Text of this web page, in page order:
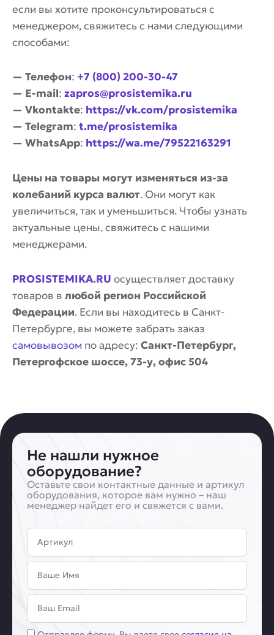
если вы хотите проконсультироваться с
менеджером, свяжитесь с нами следующими
способами:
— Телефон: +7 (800) 200-30-47
— E-mail: zapros@prosistemika.ru
— Vkontakte: https://vk.com/prosistemika
— Telegram: t.me/prosistemika
— WhatsApp: https://wa.me/79522163291
Цены на товары могут изменяться из-за
колебаний курса валют. Они могут как
увеличиться, так и уменьшиться. Чтобы узнать
актуальные цены, свяжитесь с нашими
менеджерами.
PROSISTEMIKA.RU осуществляет доставку
товаров в любой регион Российской
Федерации. Если вы находитесь в Санкт-
Петербурге, вы можете забрать заказ
самовывозом по адресу: Санкт-Петербург,
Петергофское шоссе, 73-у, офис 504
Не нашли нужное
оборудование?
Оставьте свои контактные данные и артикул
оборудования, которое вам нужно – наш
менеджер найдет его и свяжется с вами.
Артикул
Имя
Email
Соглашение